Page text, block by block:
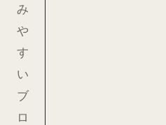
み
や
す
い
ブ
ロ